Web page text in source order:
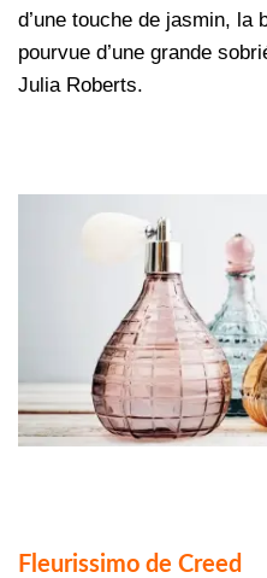
d’une touche de jasmin, la
pourvue d’une grande
Julia Roberts.
Fleurissimo de Creed